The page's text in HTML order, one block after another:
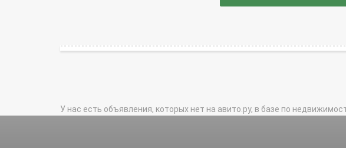
У нас есть объявления, которых нет на авито.ру, в базе по